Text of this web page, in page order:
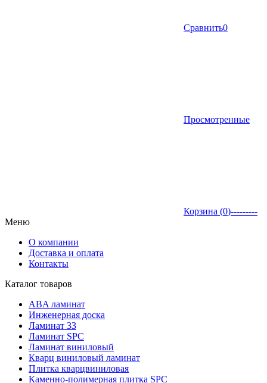
Сравнить0
Просмотренные
Корзина (0)---------
Меню
О компании
Доставка и оплата
Контакты
Каталог товаров
ABA ламинат
Инженерная доска
Ламинат 33
Ламинат SPC
Ламинат виниловый
Кварц виниловый ламинат
Плитка кварцвиниловая
Каменно-полимерная плитка SPC